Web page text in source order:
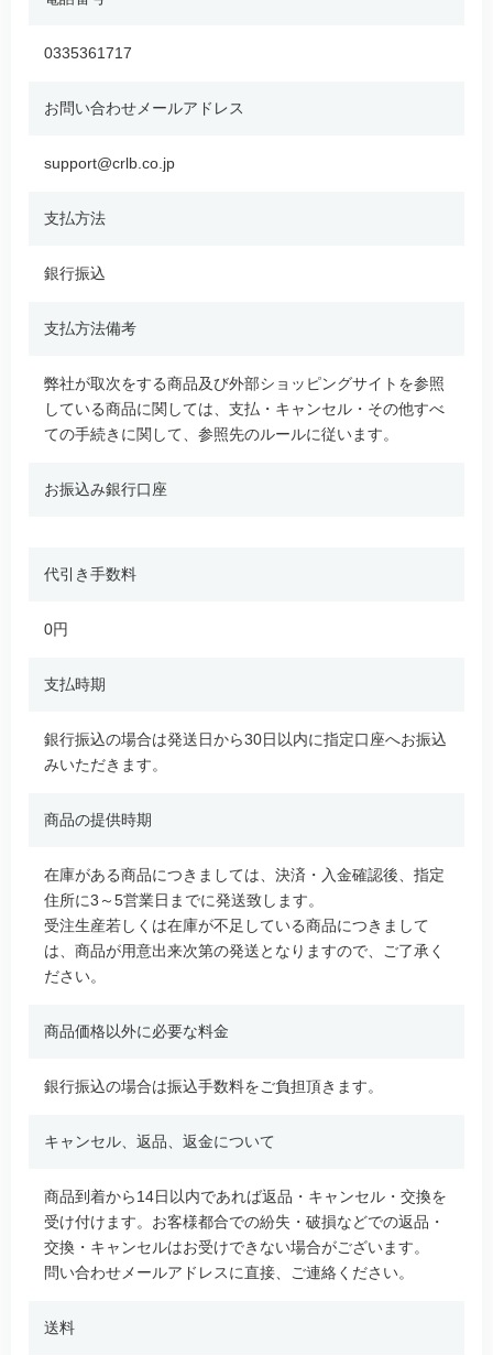
0335361717
お問い合わせメールアドレス
support@crlb.co.jp
支払方法
銀行振込
支払方法備考
弊社が取次をする商品及び外部ショッピングサイトを参照
している商品に関しては、支払・キャンセル・その他すべ
ての手続きに関して、参照先のルールに従います。
お振込み銀行口座
代引き手数料
0円
支払時期
銀行振込の場合は発送日から30日以内に指定口座へお振込
みいただきます。
商品の提供時期
在庫がある商品につきましては、決済・入金確認後、指定
住所に3～5営業日までに発送致します。
受注生産若しくは在庫が不足している商品につきまして
は、商品が用意出来次第の発送となりますので、ご了承く
ださい。
商品価格以外に必要な料金
銀行振込の場合は振込手数料をご負担頂きます。
キャンセル、返品、返金について
商品到着から14日以内であれば返品・キャンセル・交換を
受け付けます。お客様都合での紛失・破損などでの返品・
交換・キャンセルはお受けできない場合がございます。
問い合わせメールアドレスに直接、ご連絡ください。
送料